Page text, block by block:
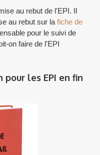
au rebut de l'EPI. Il
au rebut sur lafiche de
pour le suivi de
on faire de l'EPI
les EPI en fin